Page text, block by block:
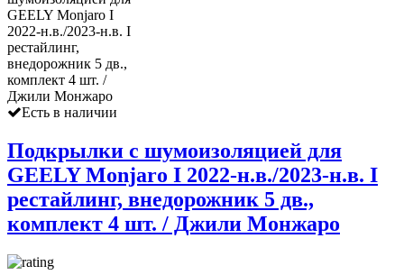
Есть в наличии
Подкрылки с шумоизоляцией для
GEELY Monjaro I 2022-н.в./2023-н.в. I
рестайлинг, внедорожник 5 дв.,
комплект 4 шт. / Джили Монжаро